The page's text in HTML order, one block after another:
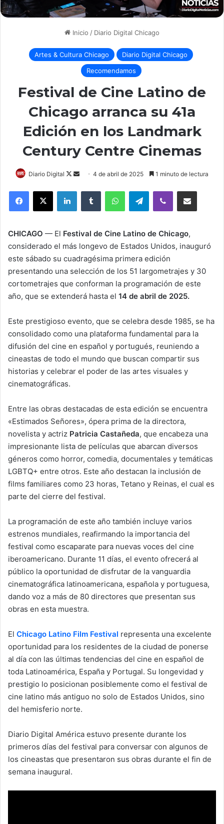
Inicio / Diario Digital Chicago
Artes & Cultura Chicago
Diario Digital Chicago
Recomendamos
Festival de Cine Latino de
Chicago arranca su 41a
Edición en los Landmark
Century Centre Cinemas
Diario Digital
Follow
Send
email
4 de abril de 2025 1 minuto de lectura
LinkedInTumblr WhatsAppTelegramViber Compartir por correo
CHICAGO — El Festival de Cine Latino de Chicago,
considerado el más longevo de Estados Unidos, inauguró
este sábado su cuadragésima primera edición
presentando una selección de los 51 largometrajes y 30
cortometrajes que conforman la programación de este
año, que se extenderá hasta el 14 de abril de 2025.
Este prestigioso evento, que se celebra desde 1985, se ha
consolidado como una plataforma fundamental para la
difusión del cine en español y portugués, reuniendo a
cineastas de todo el mundo que buscan compartir sus
historias y celebrar el poder de las artes visuales y
cinematográficas.
Entre las obras destacadas de esta edición se encuentra
«Estimados Señores», ópera prima de la directora,
novelista y actriz Patricia Castañeda, que encabeza una
impresionante lista de películas que abarcan diversos
géneros como horror, comedia, documentales y temáticas
LGBTQ+ entre otros. Este año destacan la inclusión de
films familiares como 23 horas, Tetano y Reinas, el cual es
parte del cierre del festival.
La programación de este año también incluye varios
estrenos mundiales, reafirmando la importancia del
festival como escaparate para nuevas voces del cine
iberoamericano. Durante 11 días, el evento ofrecerá al
público la oportunidad de disfrutar de la vanguardia
cinematográfica latinoamericana, española y portuguesa,
dando voz a más de 80 directores que presentan sus
obras en esta muestra.
El Chicago Latino Film Festival representa una excelente
oportunidad para los residentes de la ciudad de ponerse
al día con las últimas tendencias del cine en español de
toda Latinoamérica, España y Portugal. Su longevidad y
prestigio lo posicionan posiblemente como el festival de
cine latino más antiguo no solo de Estados Unidos, sino
del hemisferio norte.
Diario Digital América estuvo presente durante los
primeros días del festival para conversar con algunos de
los cineastas que presentaron sus obras durante el fin de
semana inaugural.